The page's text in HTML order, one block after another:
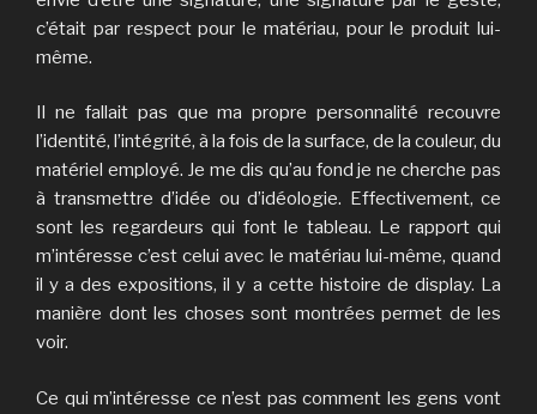
c’était par respect pour le matériau, pour le produit lui-
même.
Il ne fallait pas que ma propre personnalité recouvre
l’identité, l’intégrité, à la fois de la surface, de la couleur, du
matériel employé. Je me dis qu’au fond je ne cherche pas
à transmettre d’idée ou d’idéologie. Effectivement, ce
sont les regardeurs qui font le tableau. Le rapport qui
m’intéresse c’est celui avec le matériau lui-même, quand
il y a des expositions, il y a cette histoire de display. La
manière dont les choses sont montrées permet de les
voir.
Ce qui m’intéresse ce n’est pas comment les gens vont